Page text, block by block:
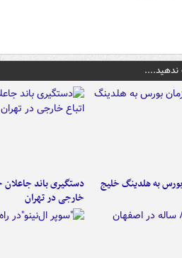
ندهید....
بورس به هلدینگ خلیج
دستگیری باند جاعلان
خارجی در تهران